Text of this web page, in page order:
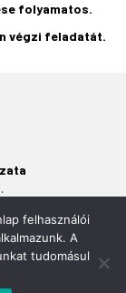
folyamatos.
végzi feladatát.
felhasználói
A
tudomásul